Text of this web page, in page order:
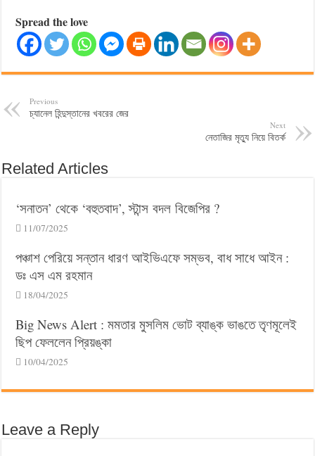
Spread the love
Previous
চ্যানেল হিন্দুস্তানের খবরের জের
Next
নেতাজির মৃত্যু নিয়ে বিতর্ক
Related Articles
‘সনাতন’ থেকে ‘বহুতবাদ’, স্টান্স বদল বিজেপির ?
11/07/2025
পঞ্চাশ পেরিয়ে সন্তান ধারণ আইভিএফে সম্ভব, বাধ সাধে আইন :
ডঃ এস এম রহমান
18/04/2025
Big News Alert : মমতার মুসলিম ভোট ব্যাঙ্ক ভাঙতে তৃণমূলেই
ছিপ ফেললেন প্রিয়ঙ্কা
10/04/2025
Leave a Reply